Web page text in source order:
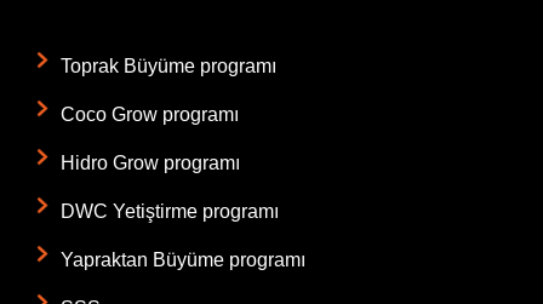
Toprak Büyüme programı
Coco Grow programı
Hidro Grow programı
DWC Yetiştirme programı
Yapraktan Büyüme programı